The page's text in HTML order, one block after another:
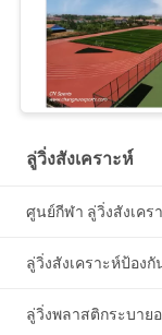
ลู่วิ่งสังเคราะห์
ศูนย์กีฬา ลู่วิ่งสังเคร
ลู่วิ่งสังเคราะห์ป้อง
ลู่วิ่งพลาสติกระบาย